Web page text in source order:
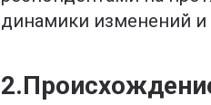
динамики изменений и